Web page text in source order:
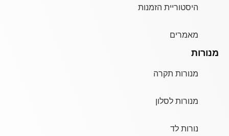
היסטוריית הזמנות
מאמרים
מנורות
מנורות תקרה
מנורות לסלון
נורות לד